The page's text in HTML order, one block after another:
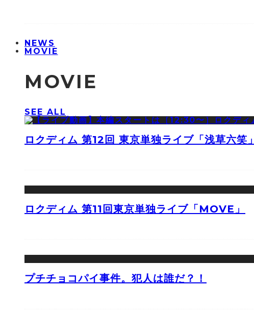
NEWS
MOVIE
MOVIE
SEE ALL
ロクディム 第12回 東京単独ライブ「浅草六笑」
ロクディム 第11回東京単独ライブ「MOVE」
プチチョコパイ事件。犯人は誰だ？！